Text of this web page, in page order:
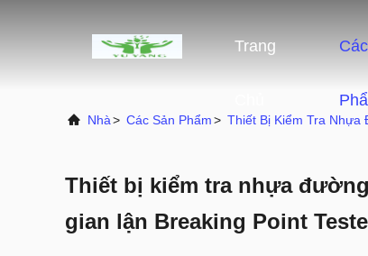
Trang
Nhà> Các Sản Phẩm> Thiết Bị Kiểm Tra Nhựa
Thiết bị kiểm tra nhựa
gian lận Breaking Point